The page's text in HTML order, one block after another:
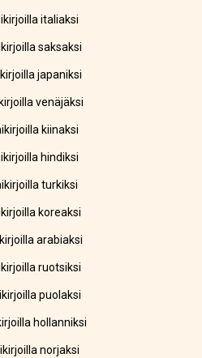
italiaksi
saksaksi
japaniksi
venäjäksi
kiinaksi
hindiksi
turkiksi
koreaksi
arabiaksi
ruotsiksi
puolaksi
hollanniksi
norjaksi